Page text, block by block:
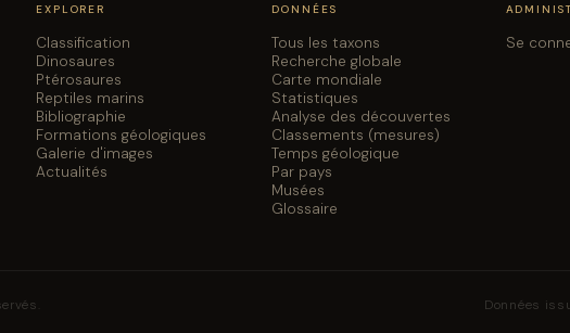
EXPLORER
Classification
Dinosaures
Ptérosaures
Reptiles marins
Bibliographie
Formations géologiques
Galerie d'images
Actualités
DONNÉES
Tous les taxons
Recherche globale
Carte mondiale
Statistiques
Analyse des découvertes
Classements (mesures)
Temps géologique
Par pays
Musées
Glossaire
Se
Données